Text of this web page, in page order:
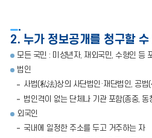
2. 누가 정보공개를 청구할
모든 국민 : 미성년자, 재외국민, 수형인 등
법인
사법(私法)상의 사단법인·재단법인, 공
법인격이 없는 단체나 기관 포함(종중, 동
외국인
국내에 일정한 주소를 두고 거주하는 자